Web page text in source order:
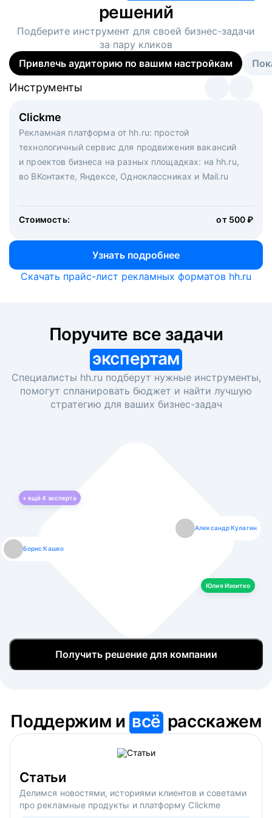
решений
Подберите инструмент для своей бизнес-задачи
за пару кликов
Привлечь аудиторию по вашим настройкам
Clickme
Рекламная платформа от hh.ru: простой
технологичный сервис для продвижения вакансий
и проектов бизнеса на разных площадках: на hh.ru,
во ВКонтакте, Яндексе, Одноклассниках и Mail.ru
Стоимость: от 500 ₽
Узнать подробнее
Инструменты
Вакансия дня
Рекламный формат для вакансий на главной странице
hh.ru. Увеличивает количество откликов
Инструменты
Массовый подбор под ключ. Решите, сколько
кандидатов и когда вам нужно, и за дело возьмутся
маркетологи, рекрутеры и проектные менеджеры
hh.ru с целым набором digital-инструментов
Инструменты
Скачать прайс-лист рекламных форматов hh.ru
экспертам
Специалисты hh.ru подберут нужные инструменты,
помогут спланировать бюджет и найти лучшую
стратегию для ваших бизнес-задач
+ ещё4 эксперта
Борис Кашко
Александр Кулагин
Юлия Изоитко
Юлия Изоитко
Даниил Макаров
Александр Кулагин
Екатерина Лазаренко
Даниил Макаров
Борис Кашко
Екатерина Лазаренко
Юлия Изоитко
Получить решение для компании
Поддержим ивсё расскажем
Статьи
Делимся новостями, историями клиентов и советами
про рекламные продукты и платформу Clickme